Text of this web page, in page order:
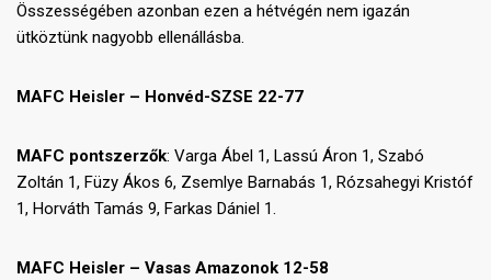
Összességében azonban ezen a hétvégén nem igazán
ütköztünk nagyobb ellenállásba.
MAFC Heisler – Honvéd-SZSE 22-77
MAFC pontszerzők: Varga Ábel 1, Lassú Áron 1, Szabó
Zoltán 1, Füzy Ákos 6, Zsemlye Barnabás 1, Rózsahegyi Kristóf
1, Horváth Tamás 9, Farkas Dániel 1.
MAFC Heisler – Vasas Amazonok 12-58